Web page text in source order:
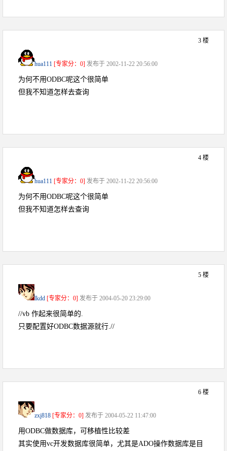
3 楼
hua111 [专家分：0] 发布于 2002-11-22 20:56:00
为何不用ODBC呢这个很简单
但我不知道怎样去查询
4 楼
hua111 [专家分：0] 发布于 2002-11-22 20:56:00
为何不用ODBC呢这个很简单
但我不知道怎样去查询
5 楼
lkdd [专家分：0] 发布于 2004-05-20 23:29:00
//vb 作起来很简单的.
只要配置好ODBC数据源就行.//
6 楼
zxj818 [专家分：0] 发布于 2004-05-22 11:47:00
用ODBC做数据库，可移植性比较差
其实使用vc开发数据库很简单，尤其是ADO操作数据库是目